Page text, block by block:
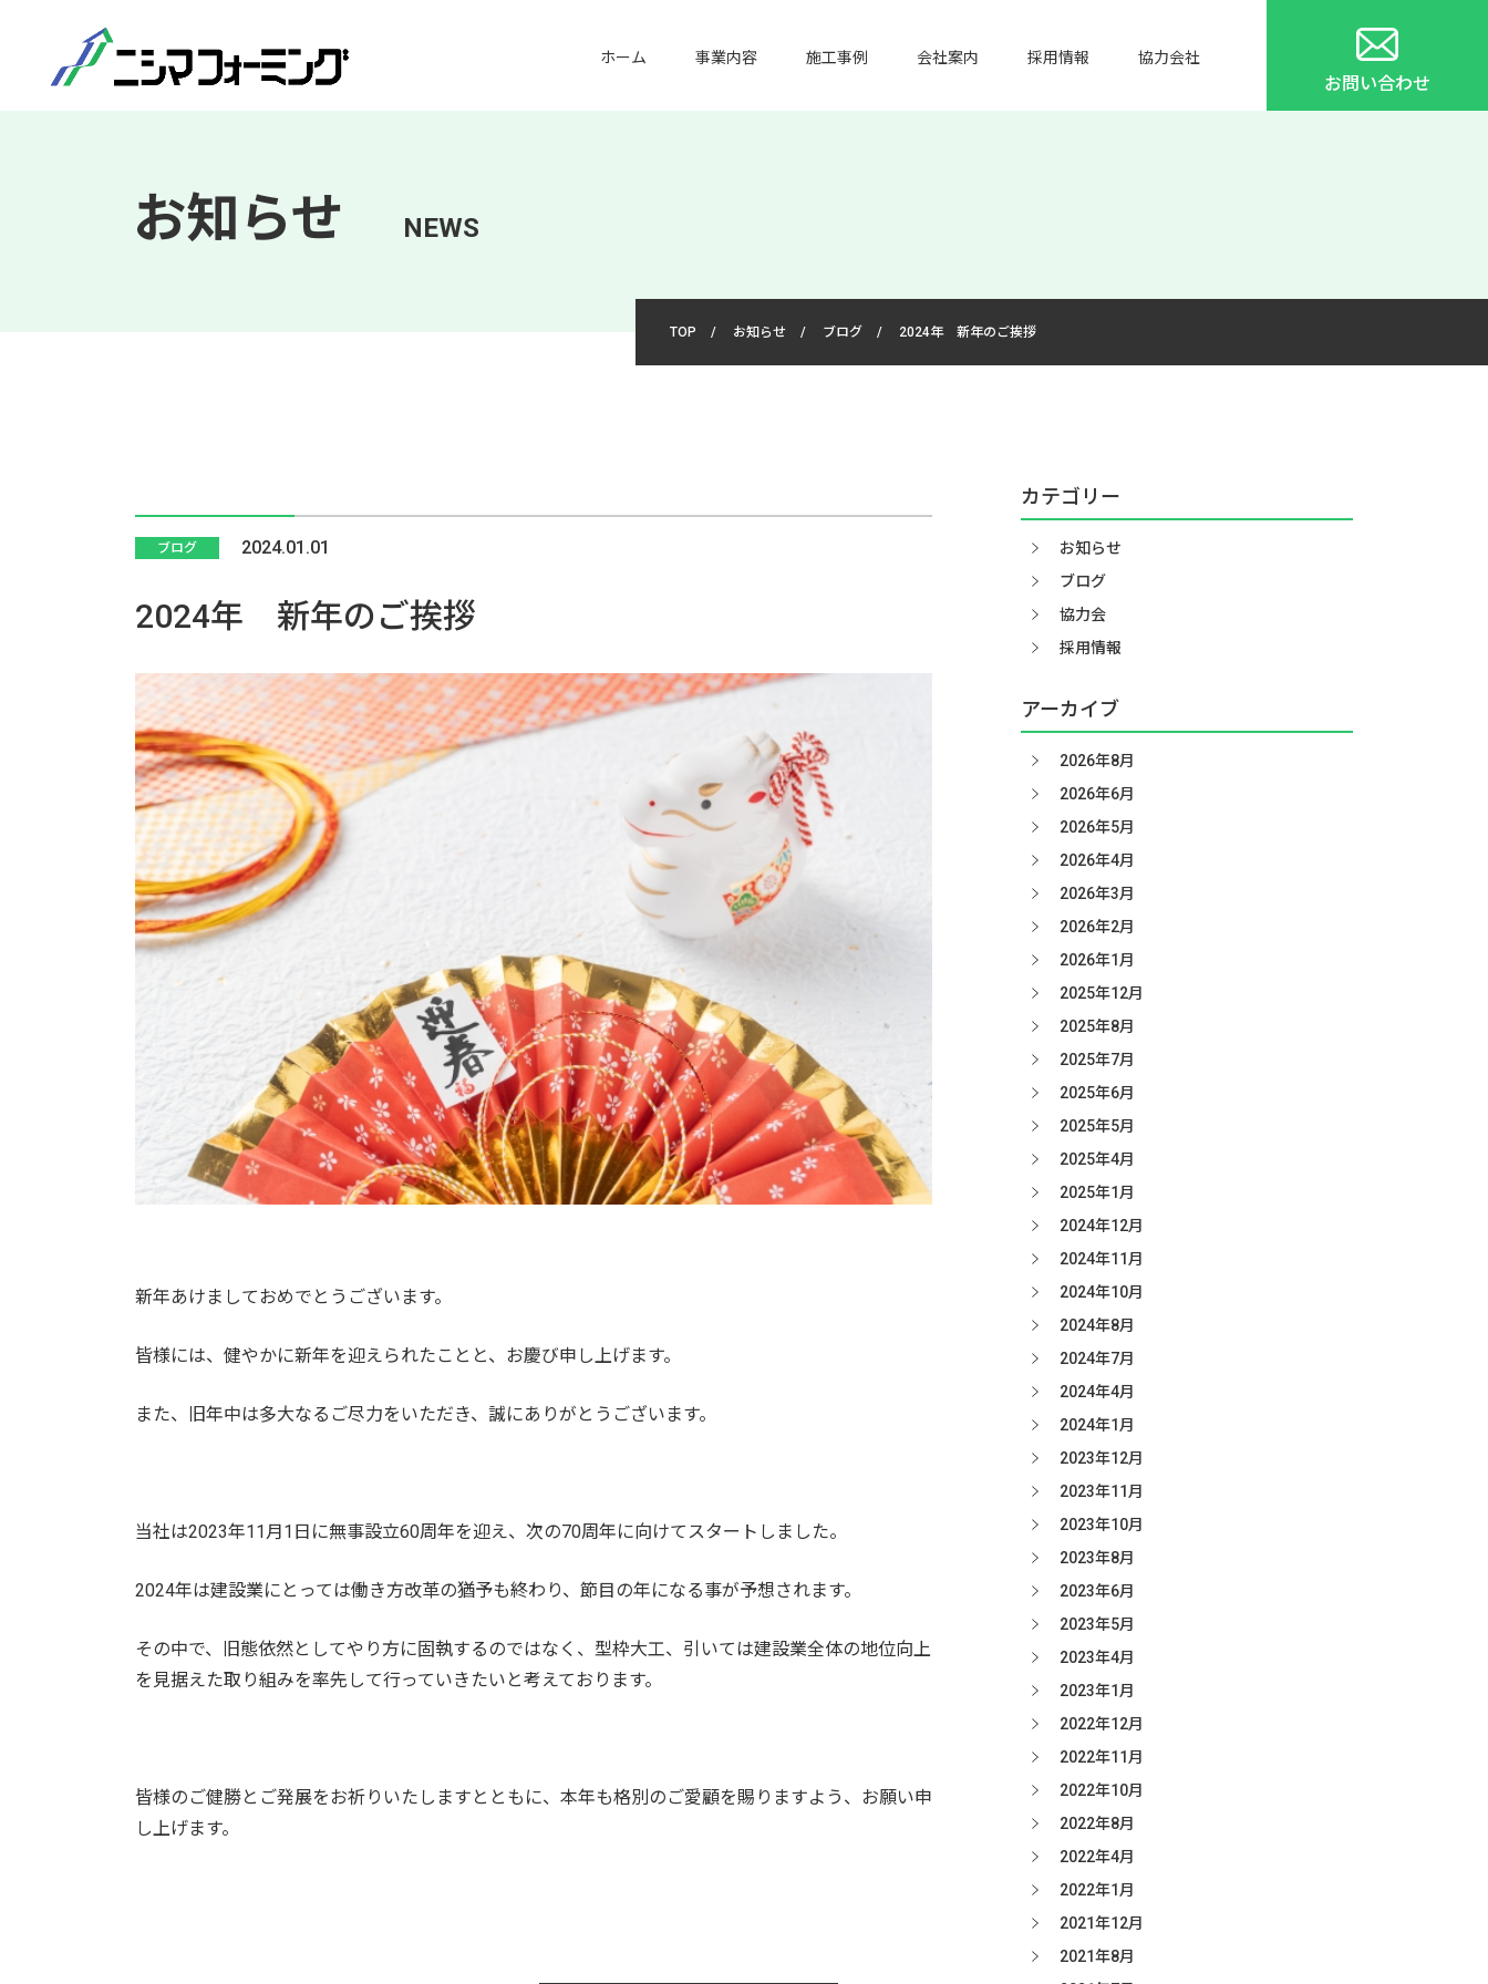
ホーム 事業内容 施工事例 会社案内 採用情報 協力会社
お問い合わせ
お知らせ NEWS
TOP / お知らせ / ブログ / 2024年 新年のご挨拶
ブログ 2024.01.01
2024年 新年のご挨拶
新年あけましておめでとうございます。
皆様には、健やかに新年を迎えられたことと、お慶び申し上げます。
また、旧年中は多大なるご尽力をいただき、誠にありがとうございます。
当社は2023年11月1日に無事設立60周年を迎え、次の70周年に向けてスタートしました。
2024年は建設業にとっては働き方改革の猶予も終わり、節目の年になる事が予想されます。
その中で、旧態依然としてやり方に固執するのではなく、型枠大工、引いては建設業全体の地位向上
を見据えた取り組みを率先して行っていきたいと考えております。
皆様のご健勝とご発展をお祈りいたしますとともに、本年も格別のご愛顧を賜りますよう、お願い申
し上げます。
カテゴリー
お知らせ
ブログ
協力会
採用情報
アーカイブ
2026年8月
2026年6月
2026年5月
2026年4月
2026年3月
2026年2月
2026年1月
2025年12月
2025年8月
2025年7月
2025年6月
2025年5月
2025年4月
2025年1月
2024年12月
2024年11月
2024年10月
2024年8月
2024年7月
2024年4月
2024年1月
2023年12月
2023年11月
2023年10月
2023年8月
2023年6月
2023年5月
2023年4月
2023年1月
2022年12月
2022年11月
2022年10月
2022年8月
2022年4月
2022年1月
2021年12月
2021年8月